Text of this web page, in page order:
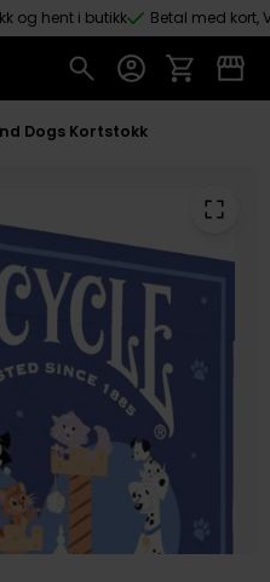
og hent i butikk Betal med kort,
Dogs Kortstokk